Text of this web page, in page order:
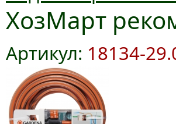
ХозМарт
Артикул: 18134-